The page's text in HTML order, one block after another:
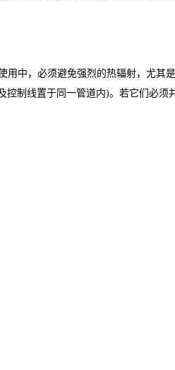
中，必须避免强烈的热辐射，尤其是
控制线置于同一管道内)。若它们必须